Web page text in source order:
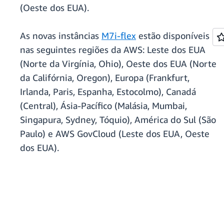
(Oeste dos EUA).
As novas instâncias M7i-flex estão disponíveis
nas seguintes regiões da AWS: Leste dos EUA
(Norte da Virgínia, Ohio), Oeste dos EUA (Norte
da Califórnia, Oregon), Europa (Frankfurt,
Irlanda, Paris, Espanha, Estocolmo), Canadá
(Central), Ásia-Pacífico (Malásia, Mumbai,
Singapura, Sydney, Tóquio), América do Sul (São
Paulo) e AWS GovCloud (Leste dos EUA, Oeste
dos EUA).